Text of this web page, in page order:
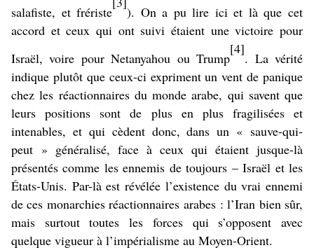
salafiste, et frériste
). On a pu lire ici et là que cet
accord et ceux qui ont suivi étaient une victoire pour
Israël, voire pour Netanyahou ou Trump
[4]
. La vérité
indique plutôt que ceux-ci expriment un vent de panique
chez les réactionnaires du monde arabe, qui savent que
leurs positions sont de plus en plus fragilisées et
intenables, et qui cèdent donc, dans un « sauve-qui-
peut » généralisé, face à ceux qui étaient jusque-là
présentés comme les ennemis de toujours – Israël et les
États-Unis. Par-là est révélée l’existence du vrai ennemi
de ces monarchies réactionnaires arabes : l’Iran bien sûr,
mais surtout toutes les forces qui s’opposent avec
quelque vigueur à l’impérialisme au Moyen-Orient.